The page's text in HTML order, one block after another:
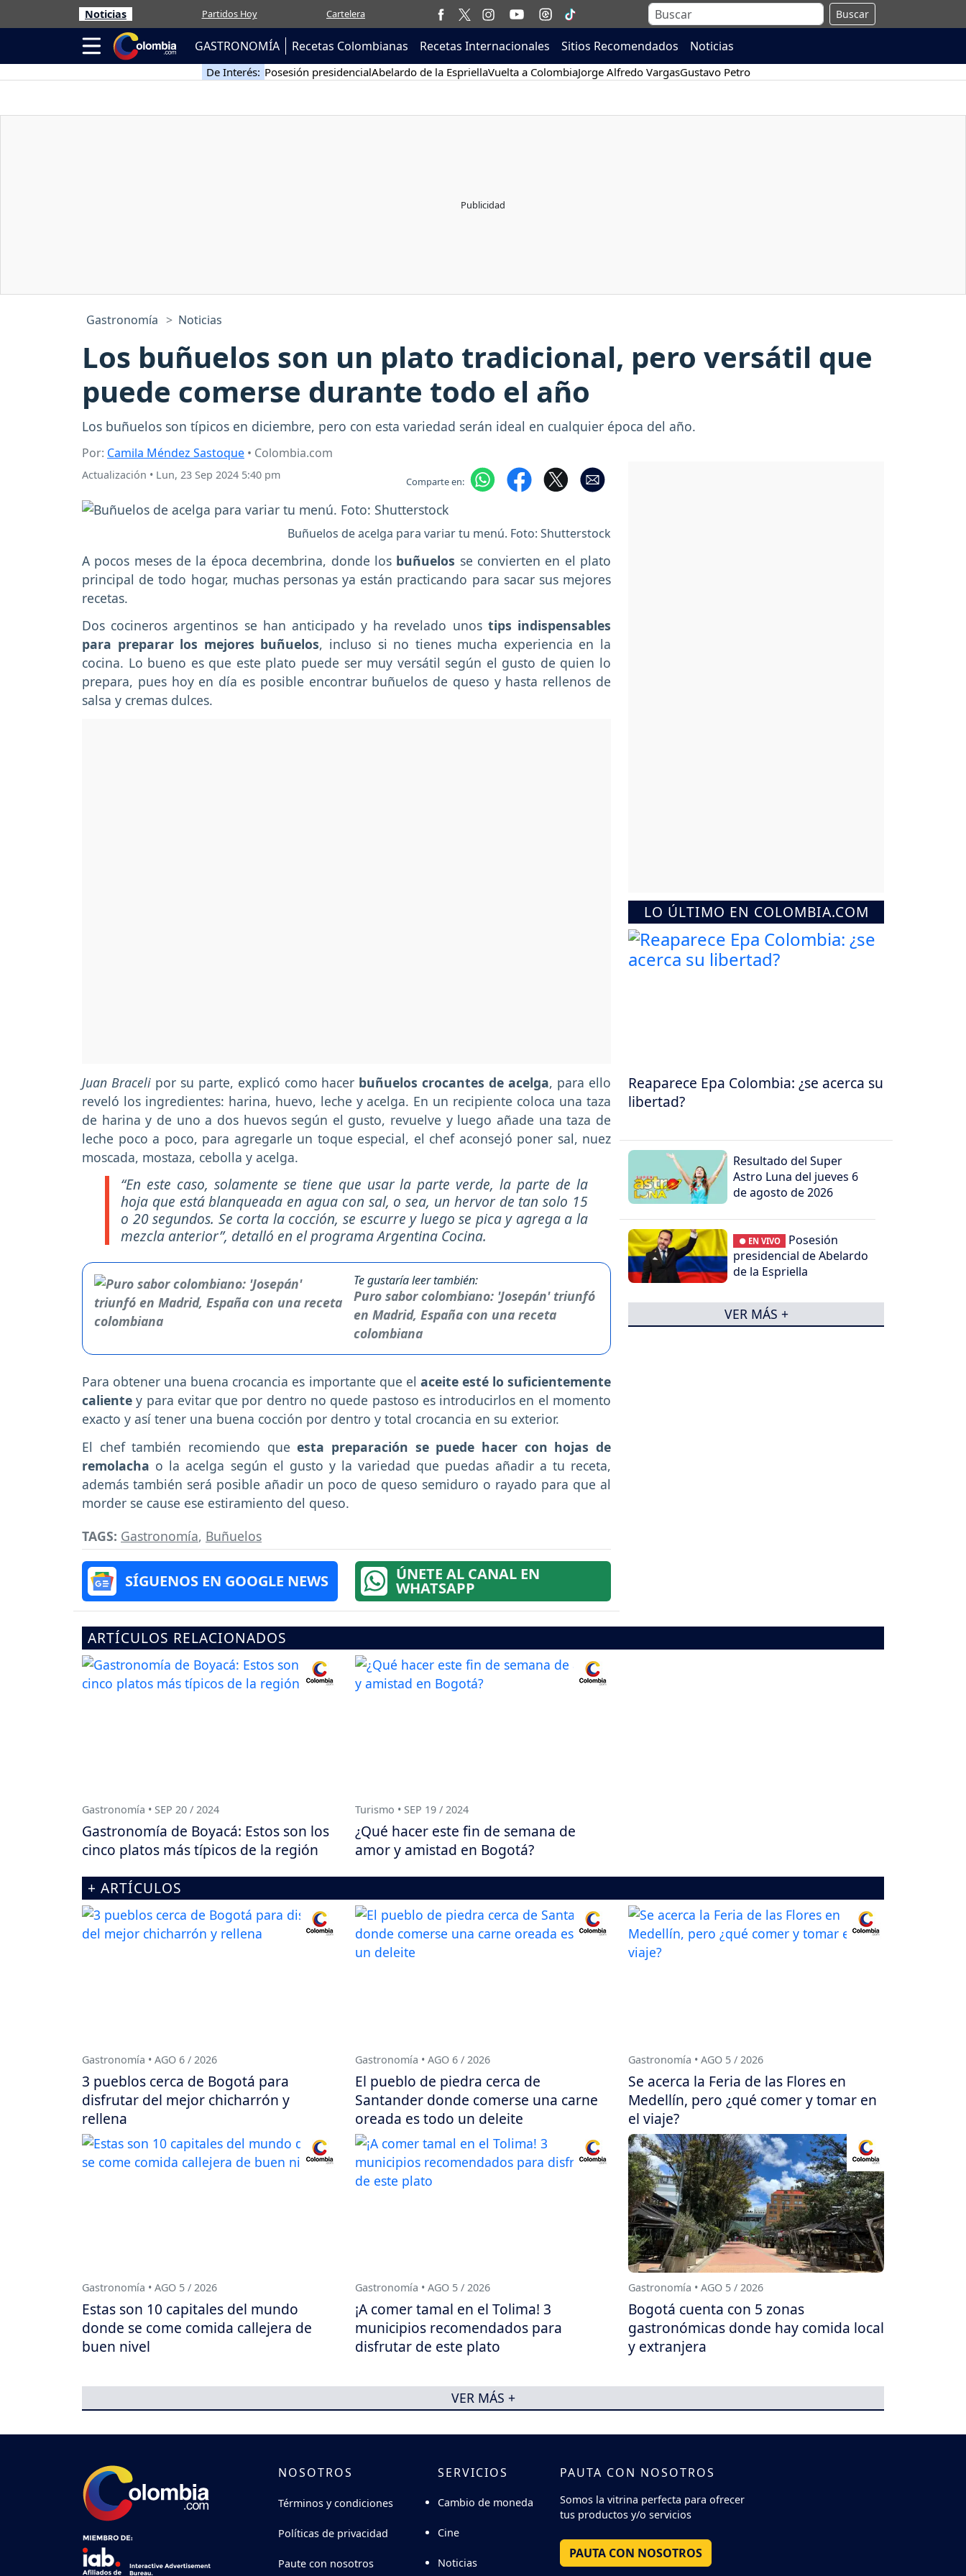
Noticias Partidos Hoy Cartelera Buscar
GASTRONOMÍA Recetas Colombianas Recetas Internacionales Sitios Recomendados Noticias
De Interés: Posesión presidencialAbelardo de la EspriellaVuelta a ColombiaJorge Alfredo VargasGustavo Petro
Gastronomía Noticias
Los buñuelos son un plato tradicional, pero versátil que
puede comerse durante todo el año
Los buñuelos son típicos en diciembre, pero con esta variedad serán ideal en cualquier época del año.
Por: Camila Méndez Sastoque • Colombia.com
Actualización • Lun, 23 Sep 2024 5:40 pm Comparte en:
Buñuelos de acelga para variar tu menú. Foto: Shutterstock
A pocos meses de la época decembrina, donde los buñuelos se convierten en el plato
principal de todo hogar, muchas personas ya están practicando para sacar sus mejores
recetas.
Dos cocineros argentinos se han anticipado y ha revelado unostips indispensables
para preparar los mejores buñuelos, incluso si no tienes mucha experiencia en la
cocina. Lo bueno es que este plato puede ser muy versátil según el gusto de quien lo
prepara, pues hoy en día es posible encontrar buñuelos de queso y hasta rellenos de
salsa y cremas dulces.
Juan Bracelipor su parte, explicó como hacer buñuelos crocantes de acelga, para ello
reveló los ingredientes: harina, huevo, leche y acelga. En un recipiente coloca una taza
de harina y de uno a dos huevos según el gusto, revuelve y luego añade una taza de
leche poco a poco, para agregarle un toque especial, el chef aconsejó poner sal, nuez
moscada, mostaza, cebolla y acelga.
“En este caso, solamente se tiene que usar la parte verde, la parte de la
hoja que está blanqueada en agua con sal, o sea, un hervor de tan solo 15
o 20 segundos. Se corta la cocción, se escurre y luego se pica y agrega a la
mezcla anterior”, detalló en el programa Argentina Cocina.
Te gustaría leer también:
Puro sabor colombiano: 'Josepán' triunfó
en Madrid, España con una receta
colombiana
Para obtener una buena crocancia es importante que el aceite esté lo suficientemente
calientey para evitar que por dentro no quede pastoso es introducirlos en el momento
exacto y así tener una buena cocción por dentro y total crocancia en su exterior.
El chef también recomiendo que esta preparación se puede hacer con hojas de
remolacha o la acelga según el gusto y la variedad que puedas añadir a tu receta,
además también será posible añadir un poco de queso semiduro o rayado para que al
morder se cause ese estiramiento del queso.
TAGS: Gastronomía, Buñuelos
SÍGUENOS EN GOOGLE NEWS ÚNETE AL CANAL EN
WHATSAPP
LO ÚLTIMO EN COLOMBIA.COM
Reaparece Epa Colombia: ¿se acerca su
libertad?
Resultado del Super
Astro Luna del jueves 6
de agosto de 2026
● EN VIVO
Posesión
presidencial de Abelardo
de la Espriella
VER MÁS +
ARTÍCULOS RELACIONADOS
Gastronomía • SEP 20 / 2024
Gastronomía de Boyacá: Estos son los
cinco platos más típicos de la región
Turismo • SEP 19 / 2024
¿Qué hacer este fin de semana de
amor y amistad en Bogotá?
+ ARTÍCULOS
Gastronomía • AGO 6 / 2026
3 pueblos cerca de Bogotá para
disfrutar del mejor chicharrón y
rellena
Gastronomía • AGO 6 / 2026
El pueblo de piedra cerca de
Santander donde comerse una carne
oreada es todo un deleite
Gastronomía • AGO 5 / 2026
Se acerca la Feria de las Flores en
Medellín, pero ¿qué comer y tomar en
el viaje?
Gastronomía • AGO 5 / 2026
Estas son 10 capitales del mundo
donde se come comida callejera de
buen nivel
Gastronomía • AGO 5 / 2026
¡A comer tamal en el Tolima! 3
municipios recomendados para
disfrutar de este plato
Gastronomía • AGO 5 / 2026
Bogotá cuenta con 5 zonas
gastronómicas donde hay comida local
y extranjera
VER MÁS +
NOSOTROS
Términos y condiciones
Políticas de privacidad
Paute con nosotros
SERVICIOS
Cambio de moneda
Cine
Noticias
PAUTA CON NOSOTROS
Somos la vitrina perfecta para ofrecer
tus productos y/o servicios
PAUTA CON NOSOTROS